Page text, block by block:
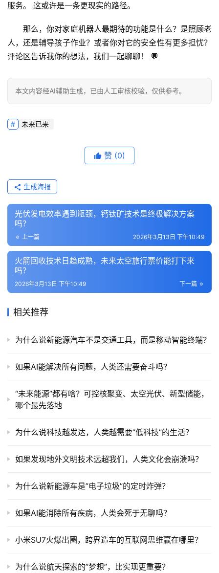
服务。
这或许是一条更现实的路径。
那么，你对家庭机器人最期待的功能是什么？是照顾老
人，还是辅导孩子作业？或者你对它的安全性有更多担忧？
评论区告诉我你的想法，我们一起聊聊！
💬
本文内容经AI辅助生成，已由人工审核校验，仅供参考。
未来已来
赞 (0)
生成海报
光伏发电效率遇到瓶颈，钙钛矿技术是终极解决方案
吗？
上一篇 2026年3月13日 下午10:49
火箭回收技术日趋成熟，未来太空旅行票价能打下来
吗？
下一篇
2026年3月13日 下午10:49
相关推荐
为什么说新能源汽车不是交通工具，而是移动智能终端？
如果AI能解决所有问题，人类还需要奋斗吗？
“未来能源”都有啥？可控核聚变、太空光伏、新型储能，
哪个最先落地
为什么说科技越发达，人类越需要”低科技”的生活？
如果发现地外文明技术远超我们，人类文化会崩溃吗？
为什么说新能源车是”电子垃圾”的定时炸弹？
如果AI能消除所有疾病，人类会死于无聊吗？
小米SU7火爆出圈，跨界造车的互联网思维赢在哪里？
为什么说航天探索的”梦想”，比实现更重要？